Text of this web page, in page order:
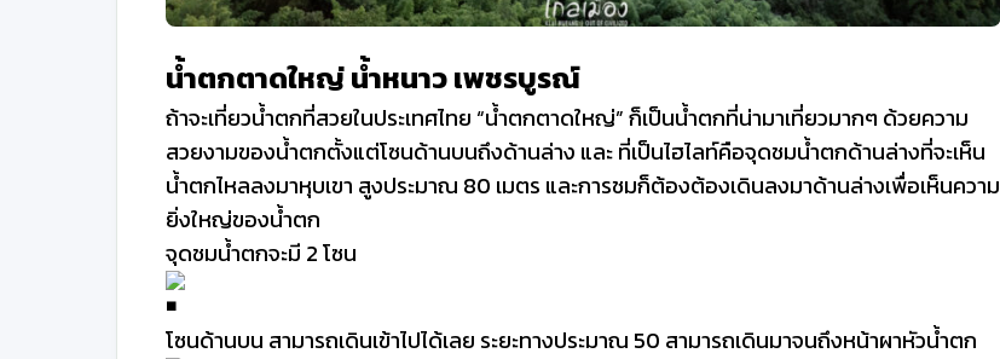
น้ำตกตาดใหญ่ น้ำหนาว เพชรบูรณ์
ถ้าจะเที่ยวน้ำตกที่สวยในประเทศไทย “น้ำตกตาดใหญ่” ก็เป็นน้ำตกที่น่ามาเที่ยวมากๆ ด้วยความ
สวยงามของน้ำตกตั้งแต่โซนด้านบนถึงด้านล่าง และ ที่เป็นไฮไลท์คือจุดชมน้ำตกด้านล่างที่จะเห็น
น้ำตกไหลลงมาหุบเขา สูงประมาณ 80 เมตร และการชมก็ต้องต้องเดินลงมาด้านล่างเพื่อเห็นความ
ยิ่งใหญ่ของน้ำตก
จุดชมน้ำตกจะมี 2 โซน
โซนด้านบน สามารถเดินเข้าไปได้เลย ระยะทางประมาณ 50 สามารถเดินมาจนถึงหน้าผาหัวน้ำตก